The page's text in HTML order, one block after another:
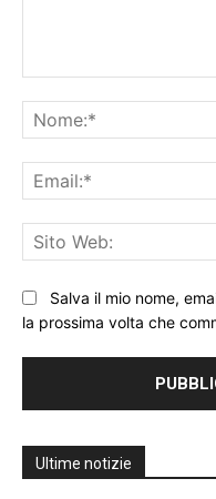
Salva il mio nome,
la prossima volta che
Ultime notizie